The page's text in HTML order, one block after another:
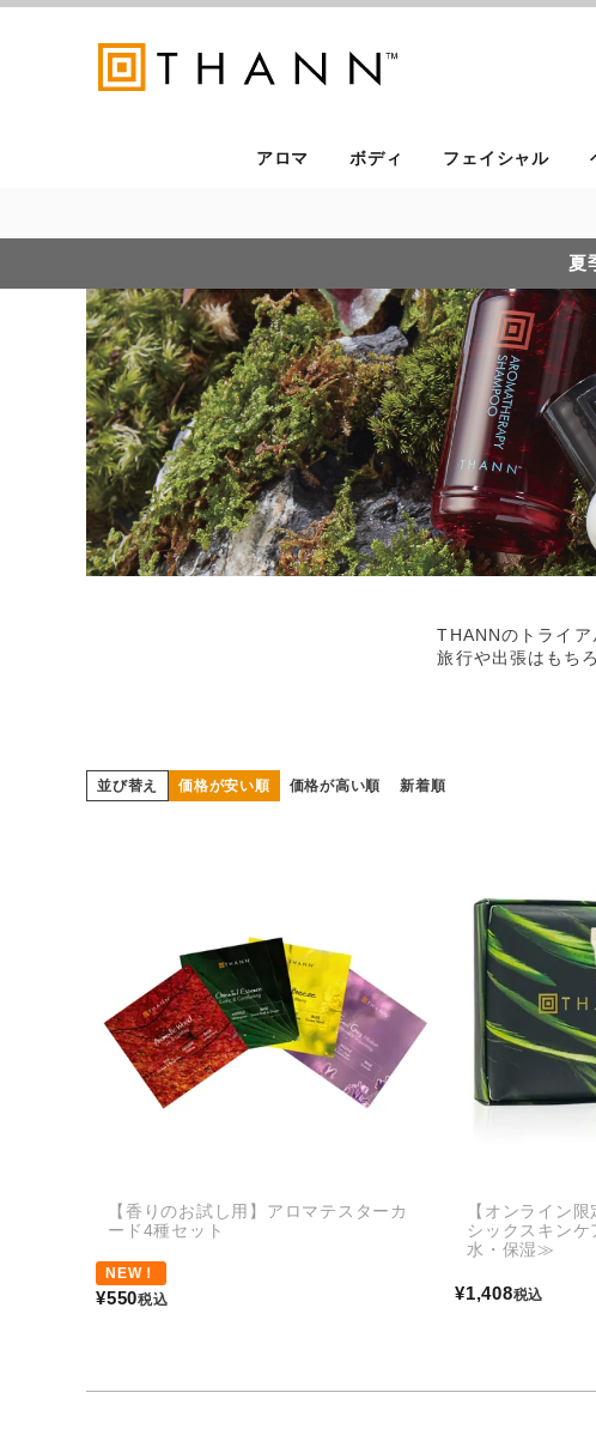
アロマ ボディ フェイシャル
夏
THANNのトライア
旅行や出張はもちろ
並び替え 価格が安い順 価格が高い順 新着順
【香りのお試し用】アロマテスターカ
ード4種セット
NEW！
¥550税込
【オンライン
シックスキン
水・保湿≫
¥1,408税込